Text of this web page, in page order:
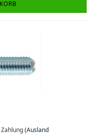
(Ausland